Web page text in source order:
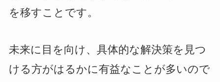
を移すことです。
未来に目を向け、具体的な解決策を見つ
ける方がはるかに有益なことが多いので